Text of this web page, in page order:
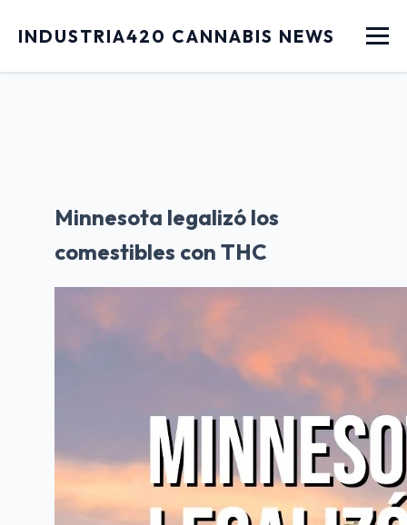
INDUSTRIA420 CANNABIS NEWS Menu
Minnesota legalizó los
comestibles con THC